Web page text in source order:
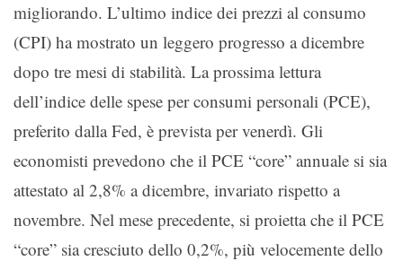
migliorando. L’ultimo indice dei prezzi al consumo
(CPI) ha mostrato un leggero progresso a dicembre
dopo tre mesi di stabilità. La prossima lettura
dell’indice delle spese per consumi personali (PCE),
preferito dalla Fed, è prevista per venerdì. Gli
economisti prevedono che il PCE “core” annuale si sia
attestato al 2,8% a dicembre, invariato rispetto a
novembre. Nel mese precedente, si proietta che il PCE
“core” sia cresciuto dello 0,2%, più velocemente dello